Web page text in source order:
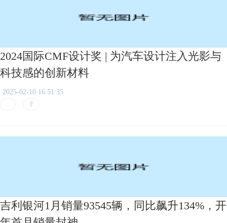
2024国际CMF设计奖 | 为汽车设计注入光影与
科技感的创新材料
2025-02-10 16:51:35
吉利银河1月销量93545辆，同比飙升134%，开